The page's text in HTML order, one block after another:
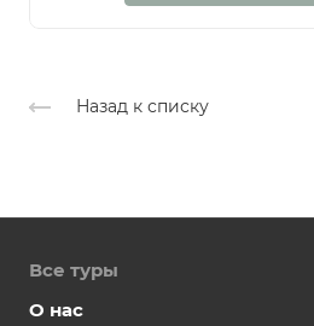
Назад к списку
Все туры
О нас